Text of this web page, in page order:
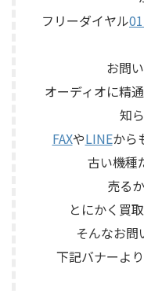
子、外観コンディション、
ネットやキャップなど付
の有無を確認しながら査
たしました。 買取商品：
ECLIPSE / イクリプス 型番
TD510MK2 カテゴリ ...
フリーダイヤル
お問
オーディオに精
知
FAXやLINEから
古い機種
売る
とにかく買
そんなお問
下記バナーよ